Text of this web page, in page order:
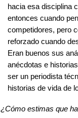
hacia esa disciplina
entonces cuando
competidores, pero
reforzado cuando
Eran buenos sus
anécdotas e
ser un periodista
historias de vida de
¿Cómo estimas que